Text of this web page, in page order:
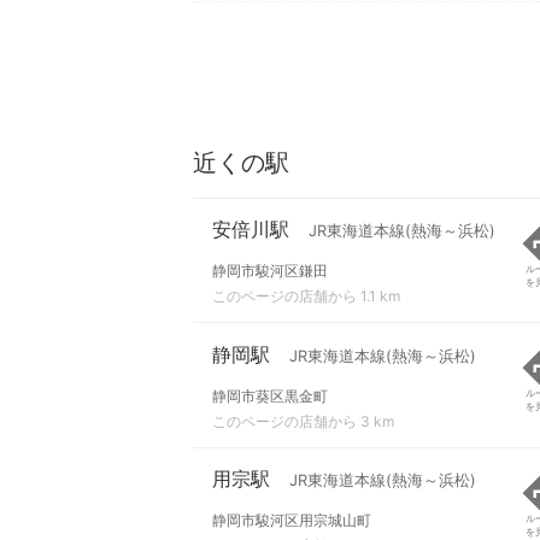
近くの駅
安倍川駅 JR東海道本線(熱海～浜松)
静岡市駿河区鎌田
このページの店舗から 1.1 km
ル
を
静岡駅 JR東海道本線(熱海～浜松)
静岡市葵区黒金町
このページの店舗から 3 km
ル
を
用宗駅 JR東海道本線(熱海～浜松)
静岡市駿河区用宗城山町
ル
を